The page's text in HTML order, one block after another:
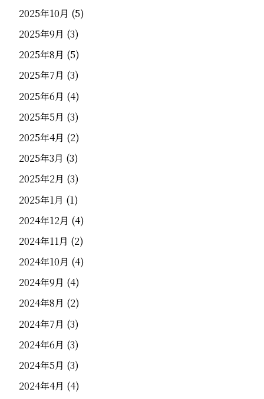
2025年10月 (5)
2025年9月 (3)
2025年8月 (5)
2025年7月 (3)
2025年6月 (4)
2025年5月 (3)
2025年4月 (2)
2025年3月 (3)
2025年2月 (3)
2025年1月 (1)
2024年12月 (4)
2024年11月 (2)
2024年10月 (4)
2024年9月 (4)
2024年8月 (2)
2024年7月 (3)
2024年6月 (3)
2024年5月 (3)
2024年4月 (4)